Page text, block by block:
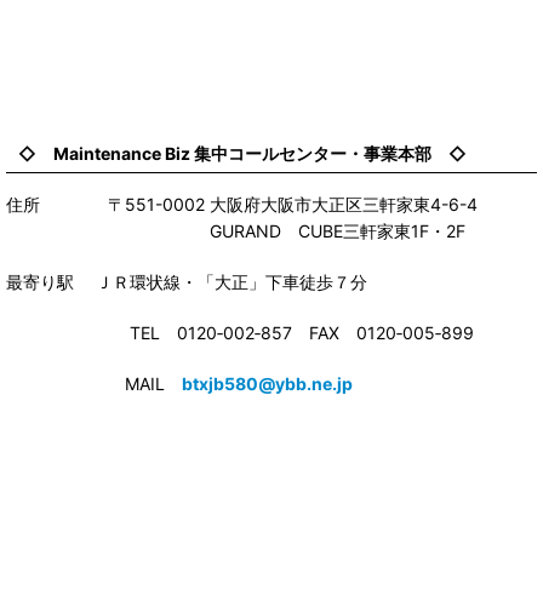
◇ Maintenance Biz 集中コールセンター・事業本部 ◇
住所 〒551-0002 大阪府大阪市大正区三軒家東4-6-4
GURAND CUBE三軒家東1F・2F
最寄り駅 ＪＲ環状線・「大正」下車徒歩７分
TEL 0120‐002‐857 FAX 0120‐005‐899
MAIL btxjb580@ybb.ne.jp